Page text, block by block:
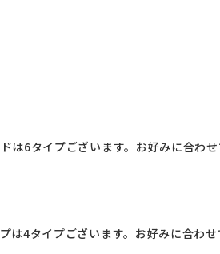
6タイプございます。お好みに合わせ
4タイプございます。お好みに合わせ